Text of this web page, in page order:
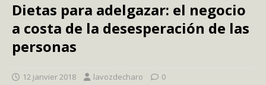
Dietas para adelgazar: el negocio
a costa de la desesperación de las
personas
12 janvier 2018 lavozdecharo 0